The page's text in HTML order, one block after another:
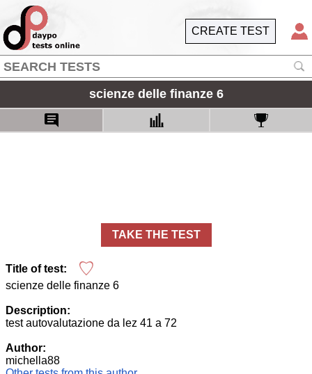
CREATE TEST
scienze delle finanze 6
TAKE THE TEST
Title of test:
scienze delle finanze 6
Description:
test autovalutazione da lez 41 a 72
Author:
michella88